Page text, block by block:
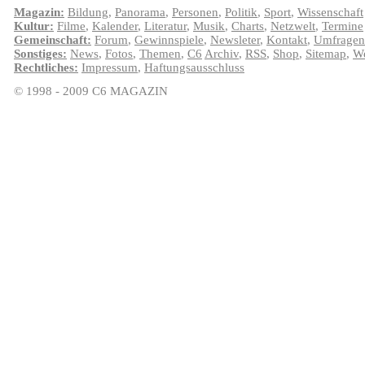
Magazin: Bildung, Panorama, Personen, Politik, Sport, Wissenschaft
Kultur: Filme, Kalender, Literatur, Musik, Charts, Netzwelt, Termine
Gemeinschaft: Forum, Gewinnspiele, Newsleter, Kontakt, Umfragen
Sonstiges: News, Fotos, Themen, C6 Archiv, RSS, Shop, Sitemap,
Rechtliches: Impressum, Haftungsausschluss
© 1998 - 2009 C6 MAGAZIN